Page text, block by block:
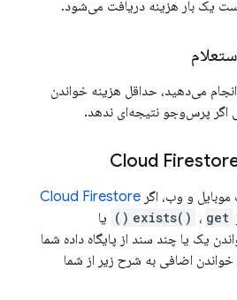
یک بار هزینه دریافت می‌شود.
می‌دهید، حداقل هزینه خواندن
اگر پرس‌وجو نتیجه‌ای ندهد.
Cloud
موبایل و وب، اگر Cloud Firestore
exists() ، get() یا
یک یا چند سند از پایگاه داده شما
خواندن اضافی به شرح زیر از شما